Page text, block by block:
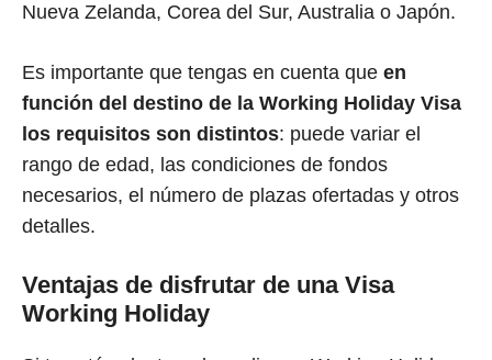
Nueva Zelanda, Corea del Sur, Australia o Japón.
Es importante que tengas en cuenta que en
función del destino de la Working Holiday Visa
los requisitos son distintos: puede variar el
rango de edad, las condiciones de fondos
necesarios, el número de plazas ofertadas y otros
detalles.
Ventajas de disfrutar de una Visa
Working Holiday